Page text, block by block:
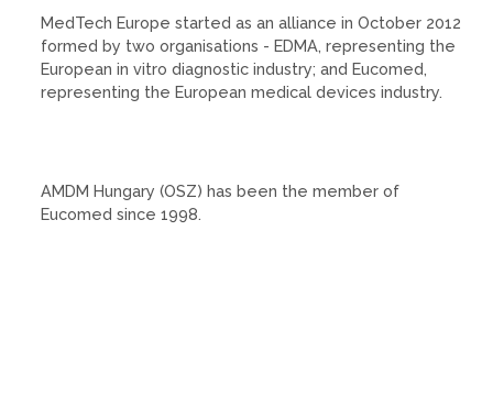
MedTech Europe started as an alliance in October 2012
formed by two organisations - EDMA, representing the
European in vitro diagnostic industry; and Eucomed,
representing the European medical devices industry.
AMDM Hungary (OSZ) has been the member of
Eucomed since 1998.